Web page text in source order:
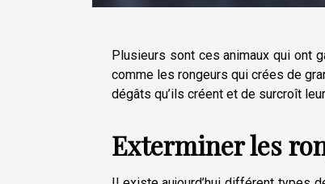
Plusieurs sont ces animaux qui ont
comme les rongeurs qui crées de
dégâts qu’ils créent et de surcroît
Exterminer les